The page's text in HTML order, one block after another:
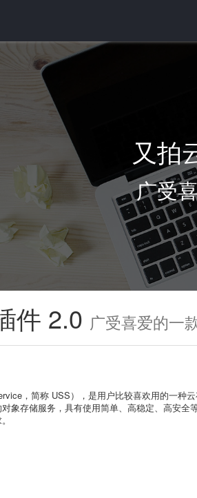
又拍
广受
件 2.0 广受喜爱的一
，简称 USS），是用户比较喜欢用的一种
象存储服务，具有使用简单、高稳定、高安全